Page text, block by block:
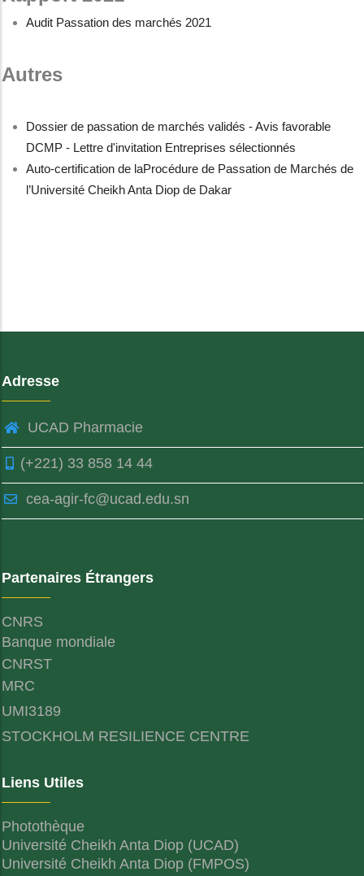
Audit Passation des marchés 2021
Autres
Dossier de passation de marchés validés - Avis favorable
DCMP - Lettre d'invitation Entreprises sélectionnés
Auto-certification de laProcédure de Passation de Marchés de
l’Université Cheikh Anta Diop de Dakar
Adresse
UCAD Pharmacie
(+221) 33 858 14 44
cea-agir-fc@ucad.edu.sn
Partenaires Étrangers
CNRS
Banque mondiale
CNRST
MRC
UMI3189
STOCKHOLM RESILIENCE CENTRE
Liens Utiles
Photothèque
Université Cheikh Anta Diop (UCAD)
Université Cheikh Anta Diop (FMPOS)